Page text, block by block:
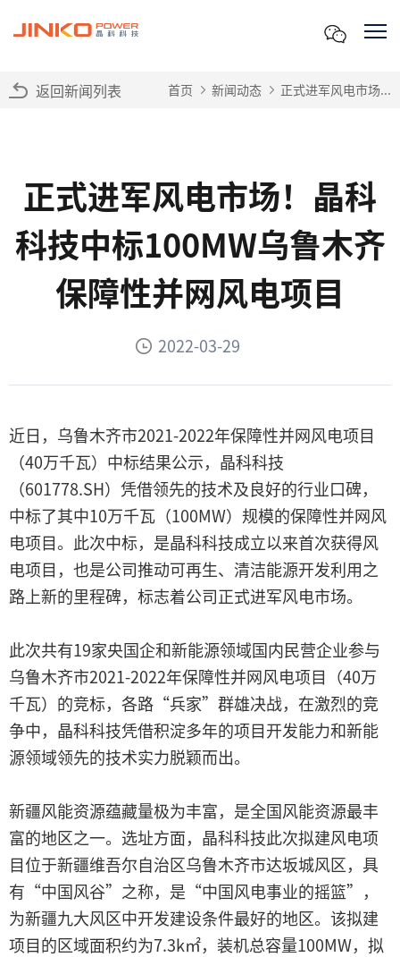
返回新闻列表 首页 新闻动态 正式进军风电市场...
正式进军风电市场！晶科
科技中标100MW乌鲁木齐
保障性并网风电项目
2022-03-29
近日，乌鲁木齐市2021-2022年保障性并网风电项目
（40万千瓦）中标结果公示，晶科科技
（601778.SH）凭借领先的技术及良好的行业口碑，
中标了其中10万千瓦（100MW）规模的保障性并网风
电项目。此次中标，是晶科科技成立以来首次获得风
电项目，也是公司推动可再生、清洁能源开发利用之
路上新的里程碑，标志着公司正式进军风电市场。
此次共有19家央国企和新能源领域国内民营企业参与
乌鲁木齐市2021-2022年保障性并网风电项目（40万
千瓦）的竞标，各路“兵家”群雄决战，在激烈的竞
争中，晶科科技凭借积淀多年的项目开发能力和新能
源领域领先的技术实力脱颖而出。
新疆风能资源蕴藏量极为丰富，是全国风能资源最丰
富的地区之一。选址方面，晶科科技此次拟建风电项
目位于新疆维吾尔自治区乌鲁木齐市达坂城风区，具
有“中国风谷”之称，是“中国风电事业的摇篮”，
为新疆九大风区中开发建设条件最好的地区。该拟建
项目的区域面积约为7.3k㎡，装机总容量100MW，拟